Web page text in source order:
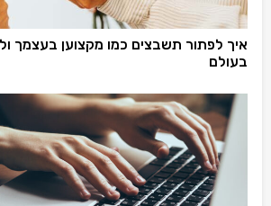
איך לפתור תשבצים כמו מקצוען בעצמך
בעולם